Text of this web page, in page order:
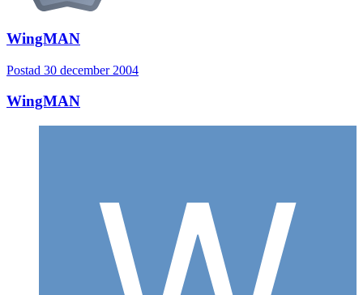
WingMAN
Postad 30 december 2004
WingMAN